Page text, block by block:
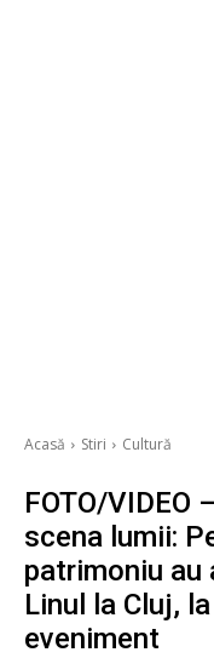
Acasă Stiri Cultură
FOTO/VIDEO
scena lumii:
patrimoniu au
Linul la Cluj,
eveniment